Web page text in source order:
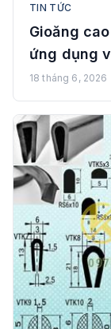
TIN TỨC
Gioăng
ứng dụng
18 tháng 6, 2026